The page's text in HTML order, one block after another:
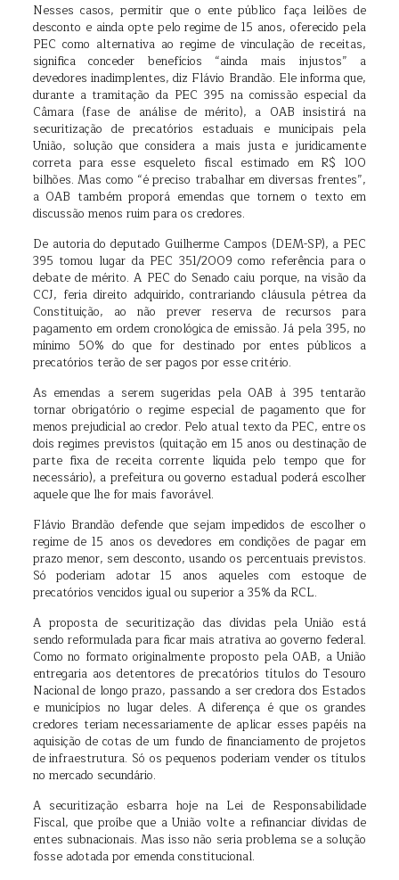
Nesses casos, permitir que o ente público faça leilões de
desconto e ainda opte pelo regime de 15 anos, oferecido pela
PEC como alternativa ao regime de vinculação de receitas,
significa conceder benefícios “ainda mais injustos” a
devedores inadimplentes, diz Flávio Brandão. Ele informa que,
durante a tramitação da PEC 395 na comissão especial da
Câmara (fase de análise de mérito), a OAB insistirá na
securitização de precatórios estaduais e municipais pela
União, solução que considera a mais justa e juridicamente
correta para esse esqueleto fiscal estimado em R$ 100
bilhões. Mas como “é preciso trabalhar em diversas frentes”,
a OAB também proporá emendas que tornem o texto em
discussão menos ruim para os credores.
De autoria do deputado Guilherme Campos (DEM-SP), a PEC
395 tomou lugar da PEC 351/2009 como referência para o
debate de mérito. A PEC do Senado caiu porque, na visão da
CCJ, feria direito adquirido, contrariando cláusula pétrea da
Constituição, ao não prever reserva de recursos para
pagamento em ordem cronológica de emissão. Já pela 395, no
mínimo 50% do que for destinado por entes públicos a
precatórios terão de ser pagos por esse critério.
As emendas a serem sugeridas pela OAB à 395 tentarão
tornar obrigatório o regime especial de pagamento que for
menos prejudicial ao credor. Pelo atual texto da PEC, entre os
dois regimes previstos (quitação em 15 anos ou destinação de
parte fixa de receita corrente líquida pelo tempo que for
necessário), a prefeitura ou governo estadual poderá escolher
aquele que lhe for mais favorável.
Flávio Brandão defende que sejam impedidos de escolher o
regime de 15 anos os devedores em condições de pagar em
prazo menor, sem desconto, usando os percentuais previstos.
Só poderiam adotar 15 anos aqueles com estoque de
precatórios vencidos igual ou superior a 35% da RCL.
A proposta de securitização das dívidas pela União está
sendo reformulada para ficar mais atrativa ao governo federal.
Como no formato originalmente proposto pela OAB, a União
entregaria aos detentores de precatórios títulos do Tesouro
Nacional de longo prazo, passando a ser credora dos Estados
e municípios no lugar deles. A diferença é que os grandes
credores teriam necessariamente de aplicar esses papéis na
aquisição de cotas de um fundo de financiamento de projetos
de infraestrutura. Só os pequenos poderiam vender os títulos
no mercado secundário.
A securitização esbarra hoje na Lei de Responsabilidade
Fiscal, que proíbe que a União volte a refinanciar dívidas de
entes subnacionais. Mas isso não seria problema se a solução
fosse adotada por emenda constitucional.